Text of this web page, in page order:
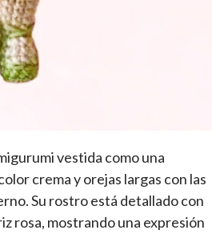
vestida como una
crema y orejas largas con las
Su rostro está detallado con
rosa, mostrando una expresión